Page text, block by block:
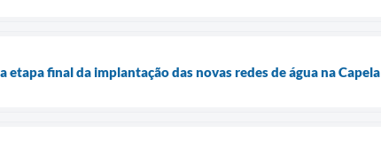
etapa final da implantação das novas redes de água na Capela